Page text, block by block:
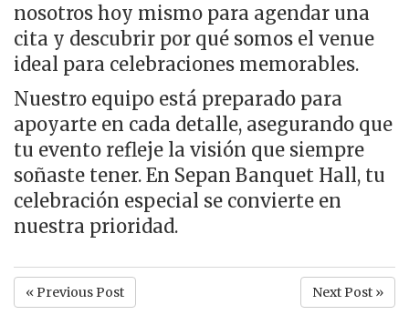
nosotros hoy mismo para agendar una
cita y descubrir por qué somos el venue
ideal para celebraciones memorables.
Nuestro equipo está preparado para
apoyarte en cada detalle, asegurando que
tu evento refleje la visión que siempre
soñaste tener. En Sepan Banquet Hall, tu
celebración especial se convierte en
nuestra prioridad.
« Previous Post Next Post »